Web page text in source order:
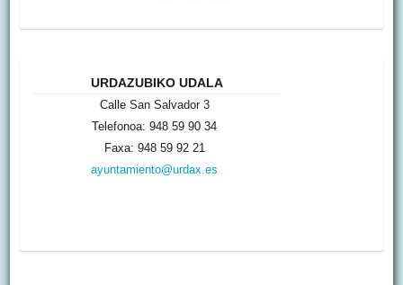
URDAZUBIKO UDALA
Calle San Salvador 3
Telefonoa: 948 59 90 34
Faxa: 948 59 92 21
ayuntamiento@urdax.es